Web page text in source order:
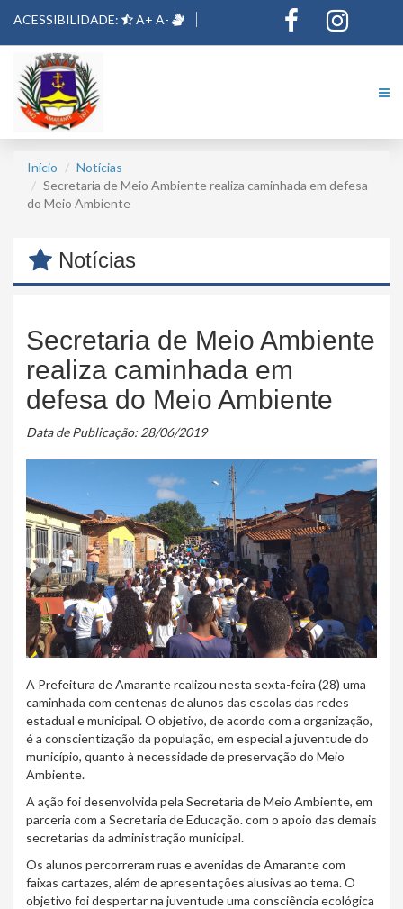
ACESSIBILIDADE: A+ A-
Início
Notícias
Secretaria de Meio Ambiente realiza caminhada em defesa
do Meio Ambiente
Notícias
Secretaria de Meio Ambiente
realiza caminhada em
defesa do Meio Ambiente
Data de Publicação: 28/06/2019
A Prefeitura de Amarante realizou nesta sexta-feira (28) uma
caminhada com centenas de alunos das escolas das redes
estadual e municipal. O objetivo, de acordo com a organização,
é a conscientização da população, em especial a juventude do
município, quanto à necessidade de preservação do Meio
Ambiente.
A ação foi desenvolvida pela Secretaria de Meio Ambiente, em
parceria com a Secretaria de Educação. com o apoio das demais
secretarias da administração municipal.
Os alunos percorreram ruas e avenidas de Amarante com
faixas cartazes, além de apresentações alusivas ao tema. O
objetivo foi despertar na juventude uma consciência ecológica